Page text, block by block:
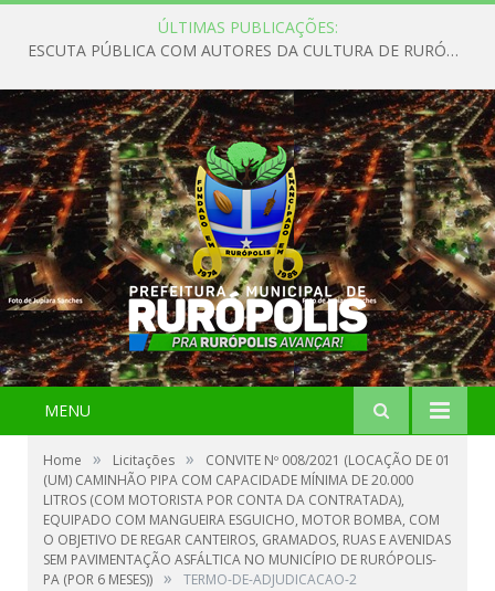
ÚLTIMAS PUBLICAÇÕES:
ESCUTA PÚBLICA COM AUTORES DA CULTURA DE RURÓPOLIS
MENU
Home » Licitações »
CONVITE Nº 008/2021 (LOCAÇÃO DE 01
(UM) CAMINHÃO PIPA COM CAPACIDADE MÍNIMA DE 20.000
LITROS (COM MOTORISTA POR CONTA DA CONTRATADA),
EQUIPADO COM MANGUEIRA ESGUICHO, MOTOR BOMBA, COM
O OBJETIVO DE REGAR CANTEIROS, GRAMADOS, RUAS E AVENIDAS
SEM PAVIMENTAÇÃO ASFÁLTICA NO MUNICÍPIO DE RURÓPOLIS-
PA (POR 6 MESES)) » TERMO-DE-ADJUDICACAO-2